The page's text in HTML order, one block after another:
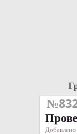
Добавлено